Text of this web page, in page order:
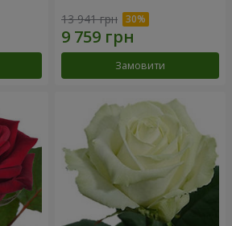
13 941 грн
Замовити